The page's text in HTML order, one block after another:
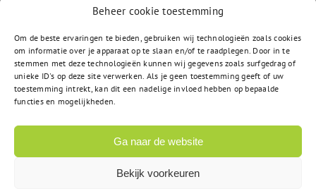
Beheer cookie toestemming
Om de beste ervaringen te bieden, gebruiken wij technologieën zoals cookies
om informatie over je apparaat op te slaan en/of te raadplegen. Door in te
stemmen met deze technologieën kunnen wij gegevens zoals surfgedrag of
unieke ID's op deze site verwerken. Als je geen toestemming geeft of uw
toestemming intrekt, kan dit een nadelige invloed hebben op bepaalde
functies en mogelijkheden.
Ga naar de website
Bekijk voorkeuren
Vragen?